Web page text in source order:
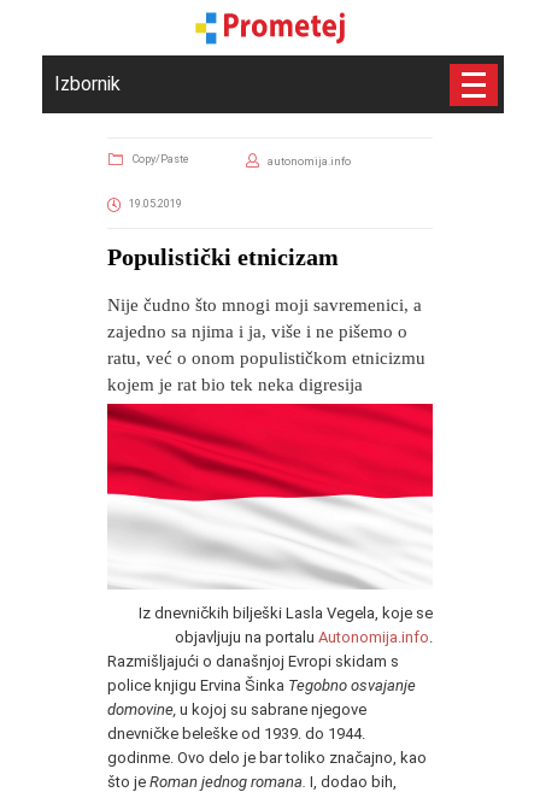
Izbornik
Copy/Paste autonomija.info
19.05.2019
Populistički etnicizam
Nije čudno što mnogi moji savremenici, a
zajedno sa njima i ja, više i ne pišemo o
ratu, već o onom populističkom etnicizmu
kojem je rat bio tek neka digresija
Iz dnevničkih bilješki Lasla Vegela, koje se
objavljuju na portalu Autonomija.info
Razmišljajući o današnjoj Evropi skidam s
police knjigu Ervina Šinka Tegobno osvajanje
domovine, u kojoj su sabrane njegove
dnevničke beleške od 1939. do 1944.
godinme. Ovo delo je bar toliko značajno, kao
što je Roman jednog romana. I, dodao bih,